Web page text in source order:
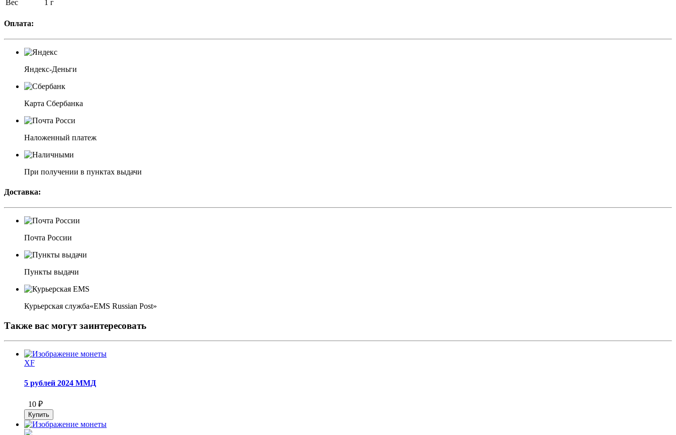
Вес
1 г
Оплата:
Яндекс-Деньги
Карта Сбербанка
Наложенный платеж
При получении в пунктах выдачи
Доставка:
Почта России
Пункты выдачи
Курьерская служба«EMS Russian Post»
Также вас могут заинтересовать
XF
5 рублей 2024 ММД
10 ₽